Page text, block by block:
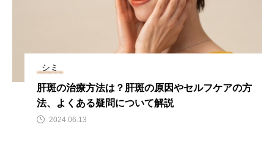
シミ
肝斑の治療方法は？肝斑の原因やセルフケアの方
法、よくある疑問について解説
2024.06.13